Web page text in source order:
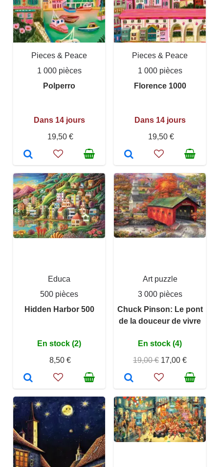
Pieces & Peace
1 000 pièces
Polperro
Dans 14 jours
19,50 €
Pieces & Peace
1 000 pièces
Florence 1000
Dans 14 jours
19,50 €
Educa
500 pièces
Hidden Harbor 500
En stock (2)
8,50 €
Art puzzle
3 000 pièces
Chuck Pinson: Le pont
de la douceur de vivre
En stock (4)
19,00 € 17,00 €